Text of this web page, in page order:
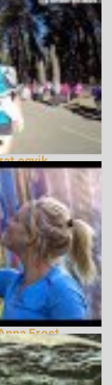
egyik
Frost